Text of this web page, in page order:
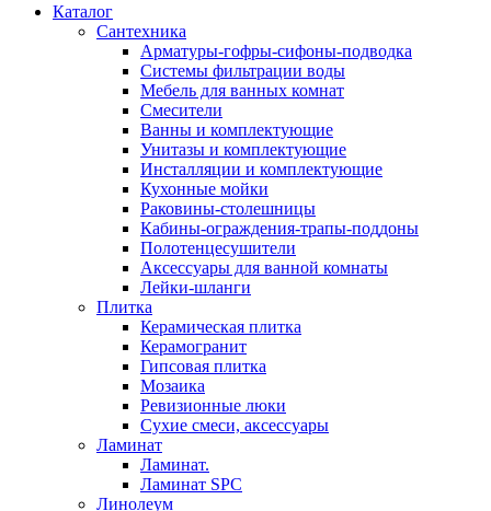
Каталог
Сантехника
Арматуры-гофры-сифоны-подводка
Системы фильтрации воды
Мебель для ванных комнат
Смесители
Ванны и комплектующие
Унитазы и комплектующие
Инсталляции и комплектующие
Кухонные мойки
Раковины-столешницы
Кабины-ограждения-трапы-поддоны
Полотенцесушители
Аксессуары для ванной комнаты
Лейки-шланги
Плитка
Керамическая плитка
Керамогранит
Гипсовая плитка
Мозаика
Ревизионные люки
Сухие смеси, аксессуары
Ламинат
Ламинат.
Ламинат SPC
Линолеум